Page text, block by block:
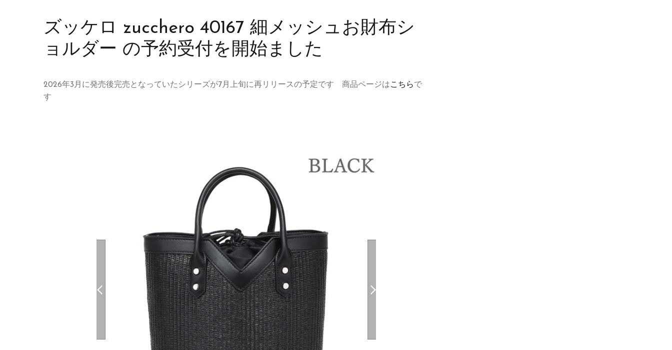
ズッケロ zucchero 40167 細メッシュお財布シ
ョルダー の予約受付を開始ました
2026年3月に発売後完売となっていたシリーズが7月上旬に再リリースの予定です 商品ページはこちらで
す